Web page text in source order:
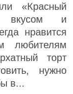
«Красный
вкусом и
нравится
любителям
торт
нужно
в...